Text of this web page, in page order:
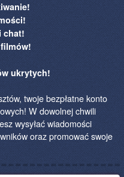
chat!
ukrytych!
twoje bezpłatne konto
W dowolnej chwili
wysyłać wiadomości
oraz promować swoje